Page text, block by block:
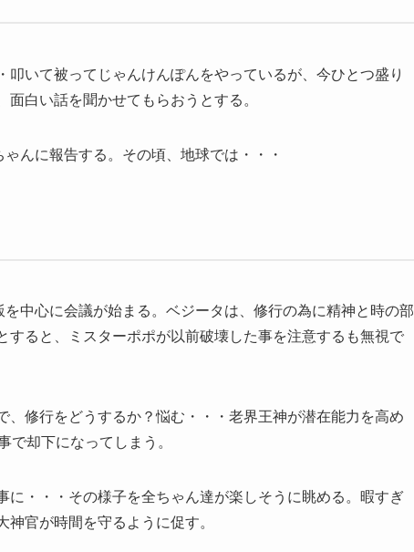
いて被ってじゃんけんぽんをやっているが、今ひとつ盛り
面白い話を聞かせてもらおうとする。
んに報告する。その頃、地球では・・・
中心に会議が始まる。ベジータは、修行の為に精神と時の部
すると、ミスターポポが以前破壊した事を注意するも無視で
修行をどうするか？悩む・・・老界王神が潜在能力を高め
で却下になってしまう。
・・・その様子を全ちゃん達が楽しそうに眺める。暇すぎ
官が時間を守るように促す。